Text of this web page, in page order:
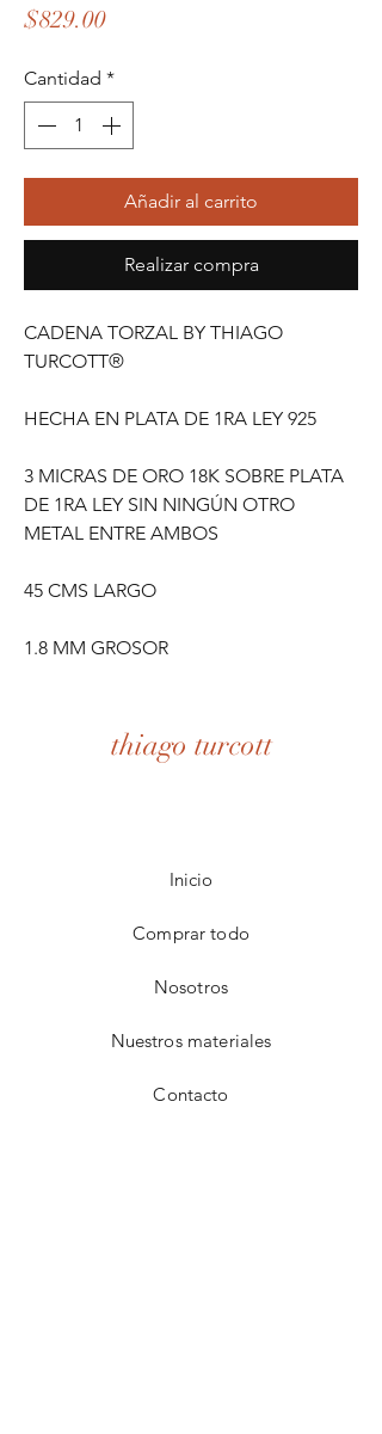
$829.00Precio
Cantidad *
Añadir al carrito
Realizar compra
CADENA TORZAL BY THIAGO
TURCOTT®
HECHA EN PLATA DE 1RA LEY 925
3 MICRAS DE ORO 18K SOBRE PLATA
DE 1RA LEY SIN NINGÚN OTRO
METAL ENTRE AMBOS
45 CMS LARGO
1.8 MM GROSOR
thiago turcott
Inicio
Comprar todo
Nosotros
Nuestros materiales
Contacto